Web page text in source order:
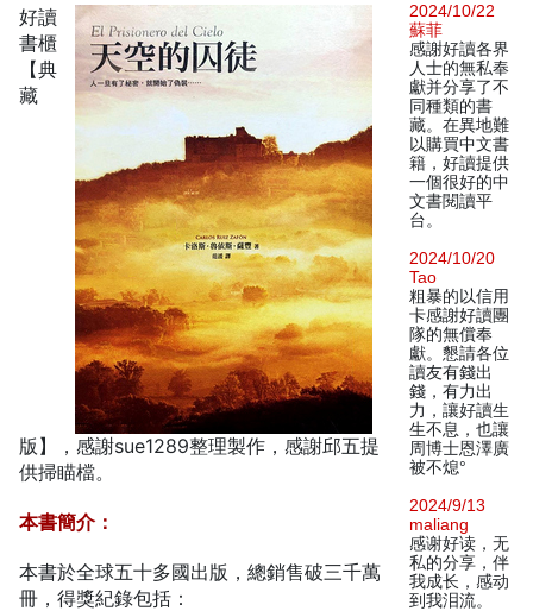
好讀
書櫃
【典
藏
版】，感謝sue1289整理製作，感謝邱五提
供掃瞄檔。
本書簡介：
本書於全球五十多國出版，總銷售破三千萬
冊，得獎紀錄包括：
2024/10/22
蘇菲
感謝好讀各界
人士的無私奉
獻并分享了不
同種類的書
藏。在異地難
以購買中文書
籍，好讀提供
一個很好的中
文書閱讀平
台。
2024/10/20
Tao
粗暴的以信用
卡感謝好讀團
隊的無償奉
獻。懇請各位
讀友有錢出
錢，有力出
力，讓好讀生
生不息，也讓
周博士恩澤廣
被不熄°
2024/9/13
maliang
感谢好读，无
私的分享，伴
我成长，感动
到我泪流。